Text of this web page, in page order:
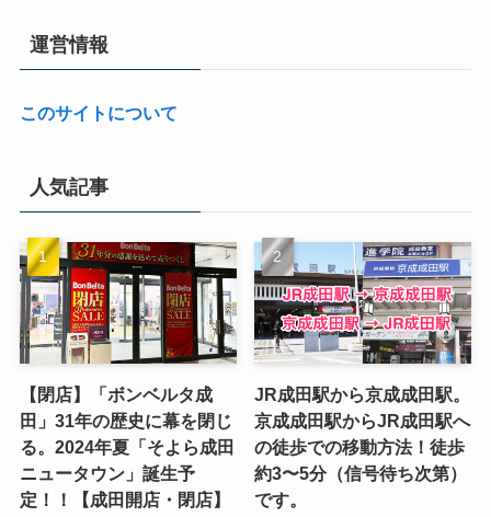
運営情報
このサイトについて
人気記事
【閉店】「ボンベルタ成
田」31年の歴史に幕を閉じ
る。2024年夏「そよら成田
ニュータウン」誕生予
定！！【成田開店・閉店】
JR成田駅から京成成田駅。
京成成田駅からJR成田駅へ
の徒歩での移動方法！徒歩
約3〜5分（信号待ち次第）
です。